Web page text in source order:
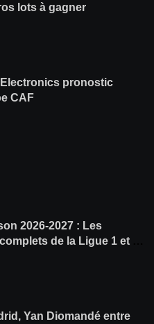
lots à gagner
Electronics pronostic
CAF
2026-2027 : Les
de la Ligue 1 et de
Yan Diomandé entre